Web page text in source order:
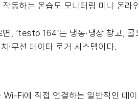
작동하는 온습도 모니터링 미니 온
면, ‘testo 164’는 냉동·냉장 창고,
·무선 데이터 로거 시스템이다.
Wi-Fi에 직접 연결하는 일반적인 데